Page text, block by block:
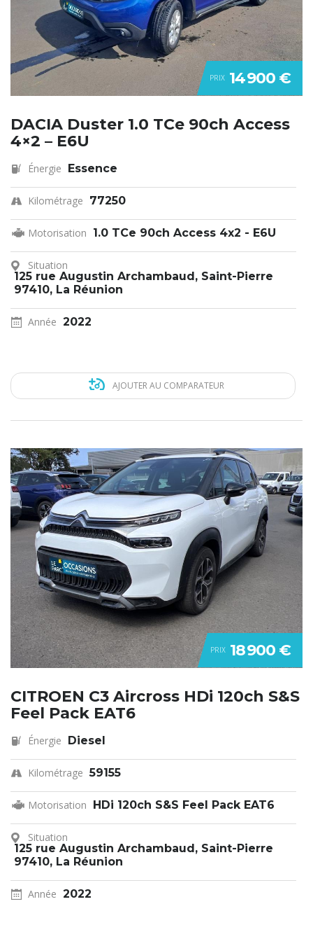
PRIX 14 900 €
DACIA Duster 1.0 TCe 90ch Access
4×2 – E6U
Énergie Essence
Kilométrage 77250
Motorisation 1.0 TCe 90ch Access 4x2 - E6U
Situation
125 rue Augustin Archambaud, Saint-Pierre
97410, La Réunion
Année 2022
AJOUTER AU COMPARATEUR
PRIX 18 900 €
CITROEN C3 Aircross HDi 120ch S&S
Feel Pack EAT6
Énergie Diesel
Kilométrage 59155
Motorisation HDi 120ch S&S Feel Pack EAT6
Situation
125 rue Augustin Archambaud, Saint-Pierre
97410, La Réunion
Année 2022